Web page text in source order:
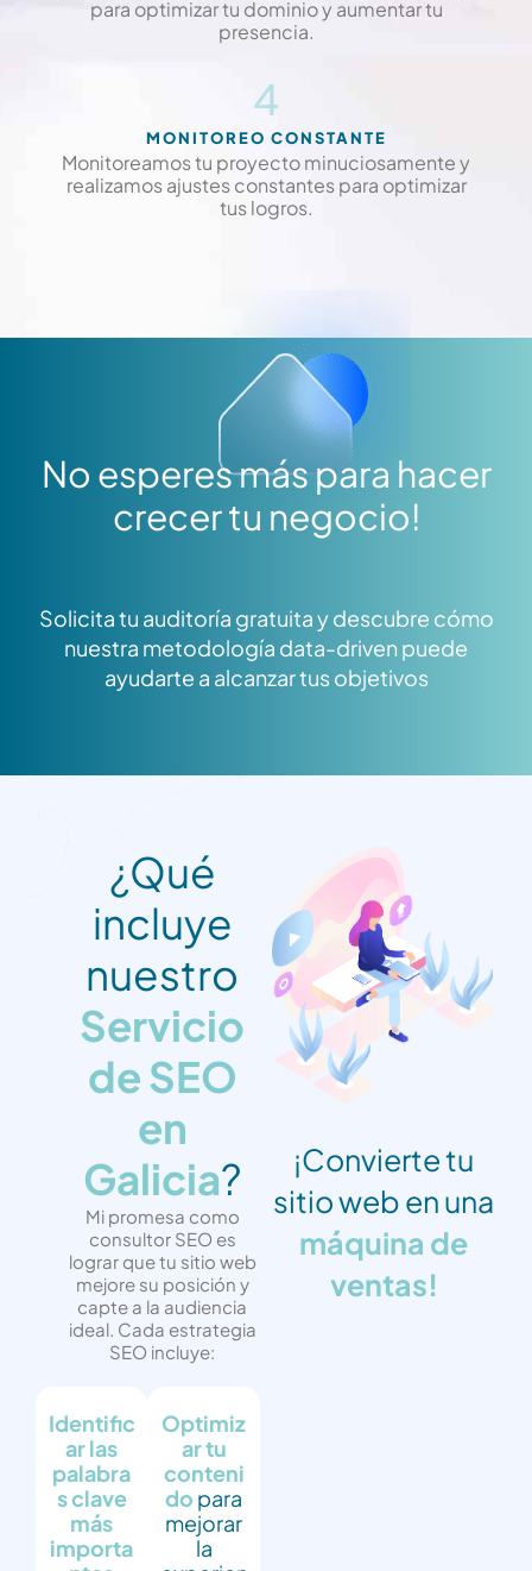
para optimizar tu dominio y aumentar tu
presencia.
4
MONITOREO CONSTANTE
Monitoreamos tu proyecto minuciosamente y
realizamos ajustes constantes para optimizar
tus logros.
No esperes más para hacer
crecer tu negocio!
Solicita tu auditoría gratuita y descubre cómo
nuestra metodología data-driven puede
ayudarte a alcanzar tus objetivos
¿Qué
incluye
nuestro
Servicio
de SEO
en
Galicia?
Mi promesa como
consultor SEO es
lograr que tu sitio web
mejore su posición y
capte a la audiencia
ideal. Cada estrategia
SEO incluye:
Identific
ar las
palabra
s clave
más
importa
Optimiz
ar tu
conteni
do para
mejorar
la
¡Convierte tu
sitio web en una
máquina de
ventas!